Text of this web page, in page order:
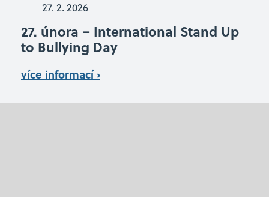
27. 2. 2026
27. února – International Stand Up
to Bullying Day
více informací ›